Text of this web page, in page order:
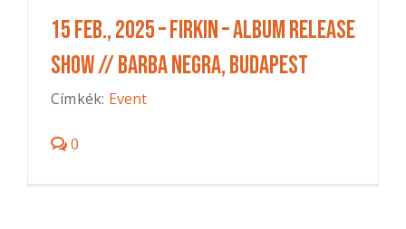
15 Feb., 2025 – Firkin – Album Release
Show // BARBA NEGRA, Budapest
Címkék: Event
0